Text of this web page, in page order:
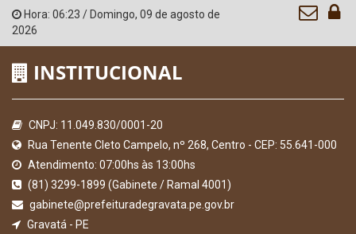
Hora: 06:23 / Domingo, 09 de agosto de
2026
INSTITUCIONAL
CNPJ: 11.049.830/0001-20
Rua Tenente Cleto Campelo, nº 268, Centro - CEP: 55.641-000
Atendimento: 07:00hs às 13:00hs
(81) 3299-1899 (Gabinete / Ramal 4001)
gabinete@prefeituradegravata.pe.gov.br
Gravatá - PE